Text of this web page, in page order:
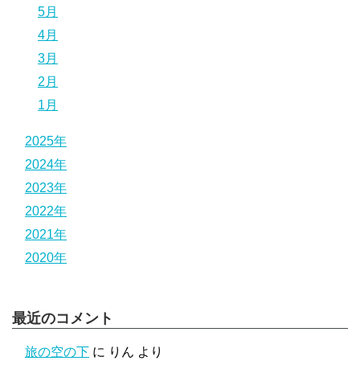
5月
4月
3月
2月
1月
2025年
2024年
2023年
2022年
2021年
2020年
最近のコメント
旅の空の下 に りん より